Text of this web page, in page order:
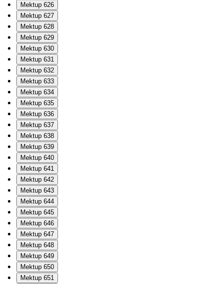
Mektup 626
Mektup 627
Mektup 628
Mektup 629
Mektup 630
Mektup 631
Mektup 632
Mektup 633
Mektup 634
Mektup 635
Mektup 636
Mektup 637
Mektup 638
Mektup 639
Mektup 640
Mektup 641
Mektup 642
Mektup 643
Mektup 644
Mektup 645
Mektup 646
Mektup 647
Mektup 648
Mektup 649
Mektup 650
Mektup 651